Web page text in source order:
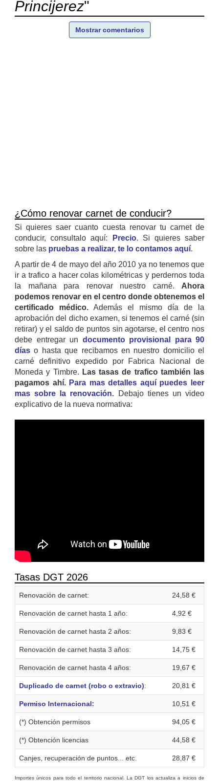
Princijerez"
Mostrar comentarios
¿Cómo renovar carnet de conducir?
Si quieres saer cuanto cuesta renovar tu carnet de
conducir, consultalo aquí:
Precio. Si quieres saber
sobre las pruebas a realizar, te lo contamos aquí.
A partir de 4 de mayo del año 2010 ya no tenemos que
ir a trafico a hacer colas kilométricas y perdernos toda
la mañana para renovar nuestro carné. Ahora
podemos renovar en el centro donde obtenemos el
certificado médico. Además el mismo día de la
aprobación del dicho examen, si tenemos el carné (sin
retirar) y el saldo de puntos sin agotarse, el centro nos
debe entregar un documento provisional para 90
días o hasta que recibamos en nuestro domicilio el
carné definitivo expedido por Fabrica Nacional de
Moneda y Timbre. Las tasas de trafico también las
pagamos ahí. Para mas detalles aquí puedes leer
mas sobre la renovación. Debajo tienes un video
explicativo de la nueva normativa:
Tasas DGT 2026
Renovación de carnet: 24,58 €
Renovación de carnet hasta 1 año: 4,92 €
Renovación de carnet hasta 2 años: 9,83 €
Renovación de carnet hasta 3 años: 14,75 €
Renovación de carnet hasta 4 años: 19,67 €
Duplicado de carnet (robo o extravio): 20,81 €
Permiso Internacional: 10,51 €
(*) Obtención permisos 94,05 €
(*) Obtención licencias 44,58 €
Canjes, recuperación de puntos... etc. 28,87 €
Importes únicos para todo el territorio nacional. La DGT los actualiza a inicios de